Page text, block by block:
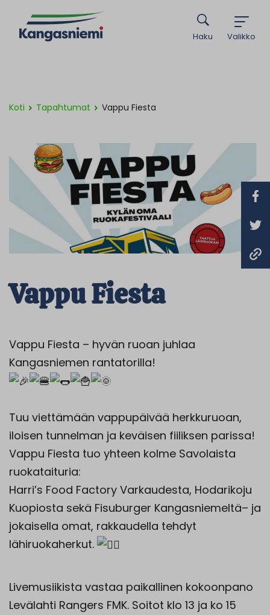
Valikko
Haku
Koti Tapahtumat Vappu Fiesta
Vappu Fiesta
Vappu Fiesta – hyvän ruoan juhlaa
Kangasniemen rantatorilla!
Tuu viettämään vappupäivää herkkuruoan,
iloisen tunnelman ja keväisen fiiliksen parissa!
Vappu Fiesta tuo yhteen kolme Savolaista
ruokataituria:
Harri’s Food Factory Varkaudesta, Hodarikoju
Kuopiosta sekä Fisuburger Kangasniemeltä– ja
jokaisella omat, rakkaudella tehdyt
lähiruokaherkut.
Livemusiikista vastaa paikallinen kokoonpano
Levälahti Rangers FMK. Soitot klo 13 ja ko 15